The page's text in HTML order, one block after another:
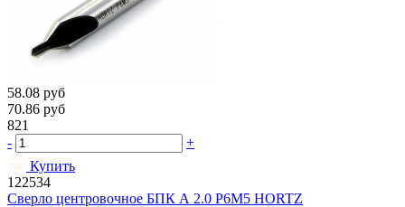
58.08 руб
70.86 руб
821
-
+
Купить
122534
Сверло центровочное БПК А 2.0 Р6М5 HORTZ